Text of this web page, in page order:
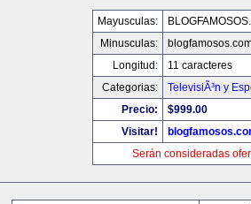
Mayusculas:
Minusculas:
Longitud:
11 caracteres
Categorias:
TelevisiÃ³n y
Precio:
$999.00
Visitar!
Serán consideradas